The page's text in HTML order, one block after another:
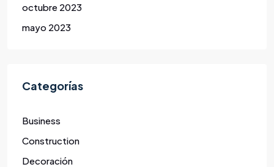
octubre 2023
mayo 2023
Categorías
Business
Construction
Decoración